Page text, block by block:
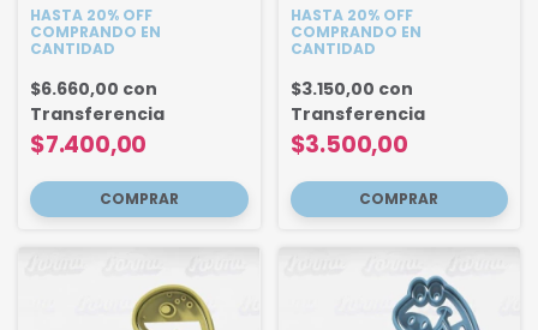
HASTA 20% OFF
COMPRANDO EN
CANTIDAD
$7.400,00
$6.660,00 con
Transferencia
HASTA 20% OFF
COMPRANDO EN
CANTIDAD
$3.500,00
$3.150,00 con
Transferencia